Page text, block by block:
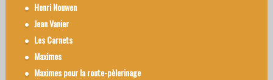
Henri Nouwen
Jean Vanier
Les Carnets
Maximes
Maximes pour la route-pèlerinage